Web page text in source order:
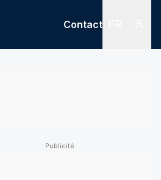
Contact